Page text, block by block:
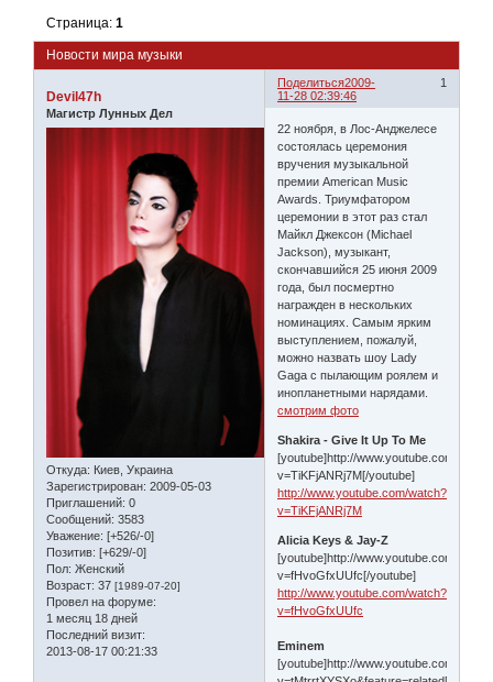
Новости мира музыки
Страница:1
Поделиться 1
2009-
11-28 02:39:46
Devil47h
Магистр Лунных Дел
Откуда: Киев, Украина
Зарегистрирован: 2009-05-03
Приглашений: 0
Сообщений: 3583
Уважение: [+526/-0]
Позитив: [+629/-0]
Пол: Женский
Возраст: 37 [1989-07-20]
Провел на форуме:
1 месяц 18 дней
Последний визит:
2013-08-17 00:21:33
22 ноября, в Лос-Анджелесе
состоялась церемония
вручения музыкальной
премии American Music
Awards. Триумфатором
церемонии в этот раз стал
Майкл Джексон (Michael
Jackson), музыкант,
скончавшийся 25 июня 2009
года, был посмертно
награжден в нескольких
номинациях. Самым ярким
выступлением, пожалуй,
можно назвать шоу Lady
Gaga с пылающим роялем и
инопланетными нарядами.
смотрим фото
Shakira - Give It Up To Me
[youtube]http://www.youtube.com/
v=TiKFjANRj7M[/youtube]
http://www.youtube.com/watch?
v=TiKFjANRj7M
Alicia Keys & Jay-Z
[youtube]http://www.youtube.com/
v=fHvoGfxUUfc[/youtube]
http://www.youtube.com/watch?
v=fHvoGfxUUfc
Eminem
[youtube]http://www.youtube.com/